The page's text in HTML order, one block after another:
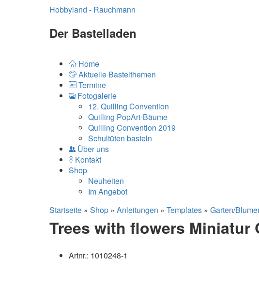
Hobbyland - Rauchmann
Der Bastelladen
Home
Aktuelle Bastelthemen
Termine
Fotogalerie
12. Quilling Convention
Quilling PopArt-Bäume
Quilling Convention 2019
Schultüten basteln
Über uns
Kontakt
Shop
Neuheiten
Im Angebot
Startseite » Shop » Anleitungen » Templates » Garten/
Trees with flowers Miniatur
Artnr.: 1010248-1